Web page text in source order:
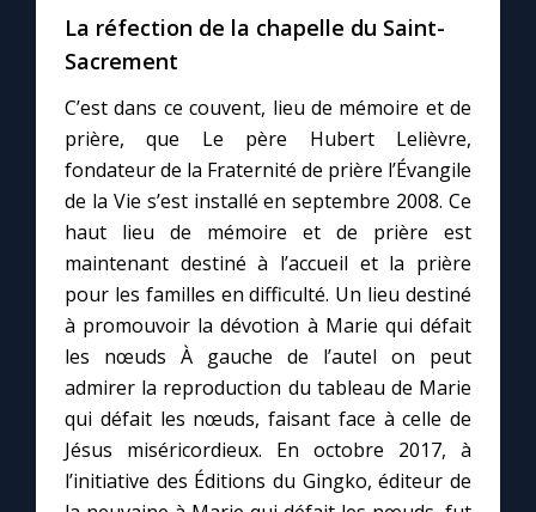
Contact
Faire un don
Marie de Nazareth
La réfection de la chapelle du Saint-
Sacrement
C’est dans ce couvent, lieu de mémoire et de
prière, que Le père Hubert Lelièvre,
fondateur de la Fraternité de prière l’Évangile
de la Vie s’est installé en septembre 2008. Ce
haut lieu de mémoire et de prière est
maintenant destiné à l’accueil et la prière
pour les familles en difficulté. Un lieu destiné
à promouvoir la dévotion à Marie qui défait
les nœuds À gauche de l’autel on peut
admirer la reproduction du tableau de Marie
qui défait les nœuds, faisant face à celle de
Jésus miséricordieux. En octobre 2017, à
l’initiative des Éditions du Gingko, éditeur de